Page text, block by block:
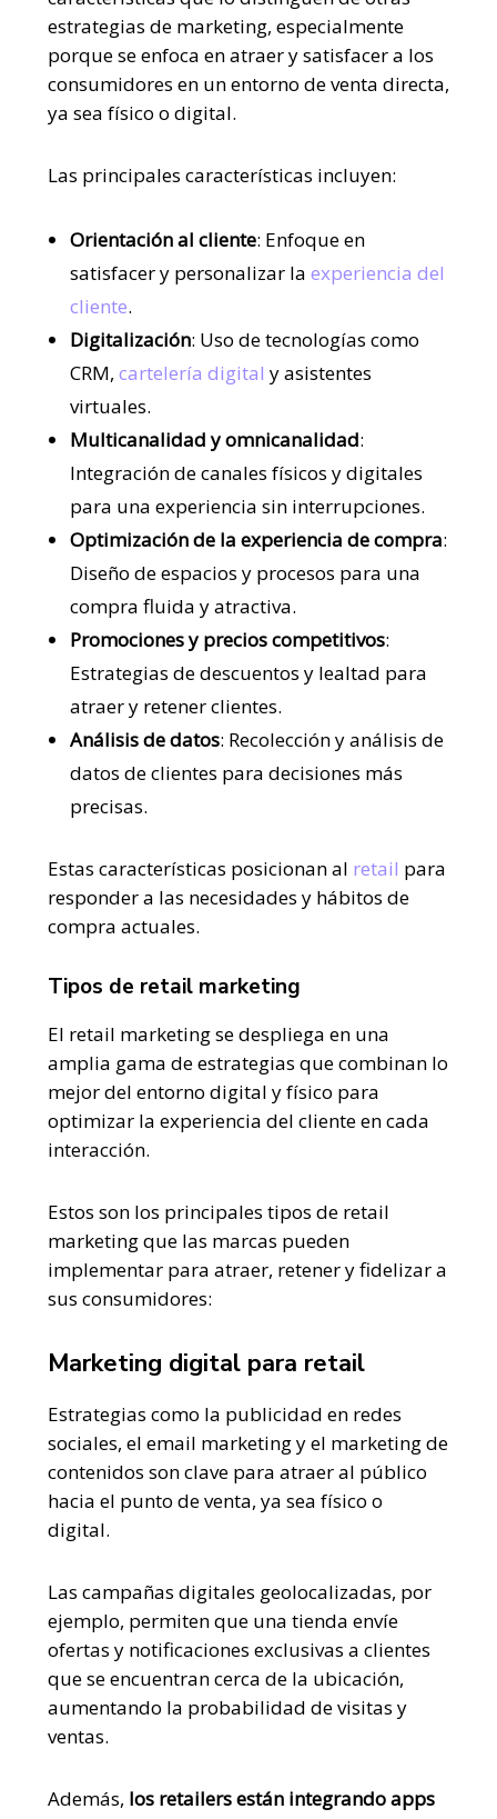
estrategias de marketing, especialmente
porque se enfoca en atraer y satisfacer a los
consumidores en un entorno de venta directa,
ya sea físico o digital.
Las principales características incluyen:
Orientación al cliente: Enfoque en
satisfacer y personalizar la experiencia del
cliente.
Digitalización: Uso de tecnologías como
CRM, cartelería digital y asistentes
virtuales.
Multicanalidad y omnicanalidad:
Integración de canales físicos y digitales
para una experiencia sin interrupciones.
Optimización de la experiencia de compra:
Diseño de espacios y procesos para una
compra fluida y atractiva.
Promociones y precios competitivos:
Estrategias de descuentos y lealtad para
atraer y retener clientes.
Análisis de datos: Recolección y análisis de
datos de clientes para decisiones más
precisas.
Estas características posicionan al retail para
responder a las necesidades y hábitos de
compra actuales.
Tipos de retail marketing
El retail marketing se despliega en una
amplia gama de estrategias que combinan lo
mejor del entorno digital y físico para
optimizar la experiencia del cliente en cada
interacción.
Estos son los principales tipos de retail
marketing que las marcas pueden
implementar para atraer, retener y fidelizar a
sus consumidores:
Marketing digital para retail
Estrategias como la publicidad en redes
sociales, el email marketing y el marketing de
contenidos son clave para atraer al público
hacia el punto de venta, ya sea físico o
digital.
Las campañas digitales geolocalizadas, por
ejemplo, permiten que una tienda envíe
ofertas y notificaciones exclusivas a clientes
que se encuentran cerca de la ubicación,
aumentando la probabilidad de visitas y
ventas.
Además, los retailers están integrando apps